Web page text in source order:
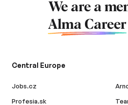
We are a
Alma Career
Central Europe
Jobs.cz
Profesia.sk